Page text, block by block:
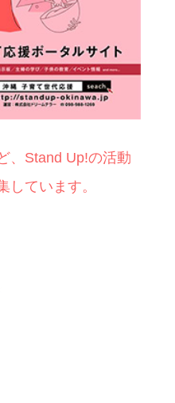
、Stand Up!の活動
しています。